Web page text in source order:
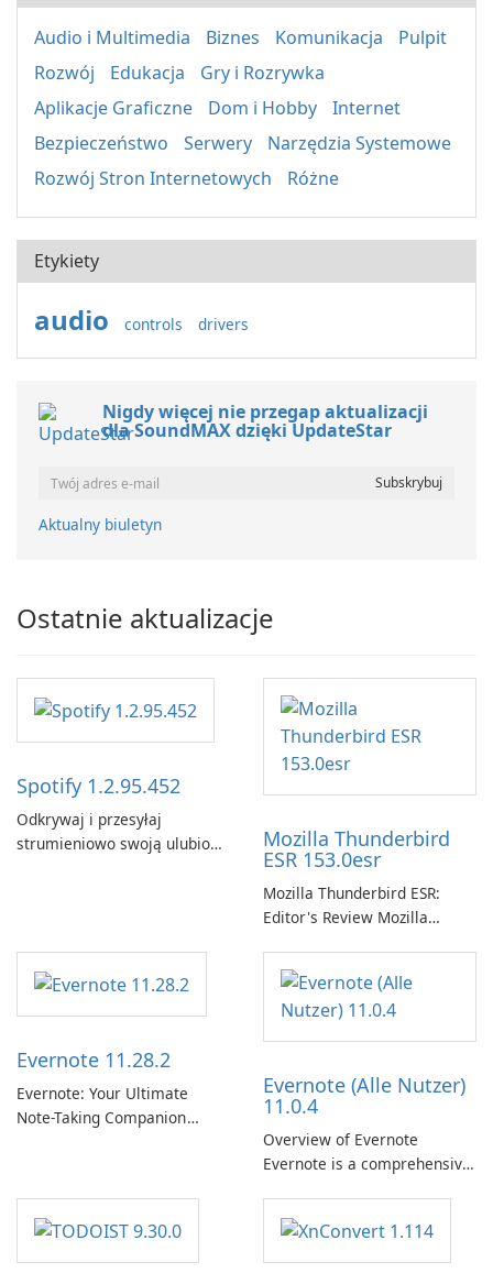
Audio i Multimedia Biznes Komunikacja
Pulpit
Rozwój
Edukacja
Gry i Rozrywka
Aplikacje Graficzne
Dom i Hobby
Internet
Bezpieczeństwo
Serwery
Narzędzia Systemowe
Rozwój Stron Internetowych
Różne
Etykiety
audio controls drivers
Nigdy więcej nie przegap aktualizacji
dla SoundMAX dzięki UpdateStar
Aktualny biuletyn
Ostatnie aktualizacje
Spotify 1.2.95.452
Odkrywaj i przesyłaj
strumieniowo swoją ulubioną
Mozilla Thunderbird
ESR 153.0esr
Mozilla Thunderbird ESR:
Editor's Review Mozilla
Support Release) is the long-
term support channel of the
Thunderbird desktop email
client designed for
need predictable …
Evernote 11.28.2
Evernote: Your Ultimate
Note-Taking Companion
helps users capture ideas,
organize to-do lists, and keep
track of important
Evernote (Alle Nutzer)
11.0.4
Overview of Evernote
Evernote is a comprehensive
users capture, organize, and
access information across